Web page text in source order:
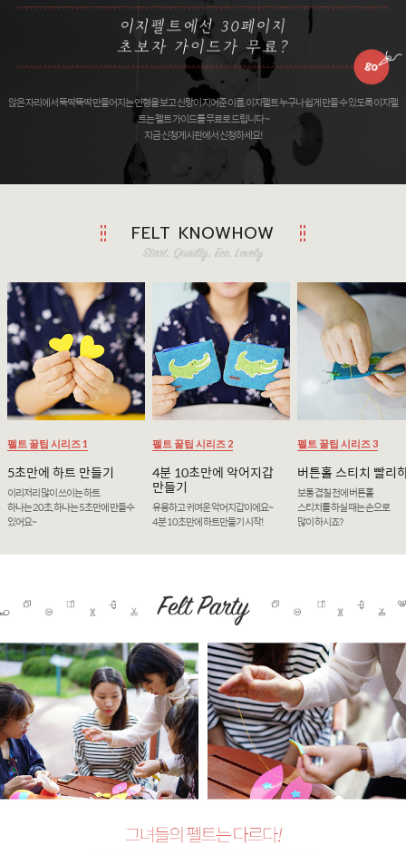
앉은 자리에서 뚝딱뚝딱 만들어지는 인형을 보고 신랑이 지어준 이름, 이지펠트 누구나 쉽게 만들 수 있도록 이지펠
트는 펠트 가이드를 무료로 드립니다 ~
지금 신청게시판에서 신청하세요!
FELT KNOWHOW
펠트 꿀팁 시리즈 1
5초만에 하트 만들기
이리저리 많이 쓰이는 하트
하나는 20초, 하나는 5초만에 만들수
있어요~
펠트 꿀팁 시리즈 2
4분 10초만에 악어지갑
만들기
유용하고 귀여운 악어지갑이에요~
4분 10초만에 하트만들기 시작!
펠트 꿀팁 시리즈 3
버튼홀 스티치 빨리
보통 겹칠 천에 버튼홀
스티치를 하실 때는 손으로
많이 하시죠?